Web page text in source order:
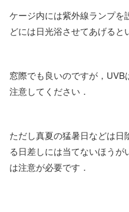
ケージ内には紫外線ランプを
どには日光浴させてあげると
窓際でも良いのですが，
注意してください．
ただし真夏の猛暑日などは
る日差しには当てないほう
は注意が必要です．